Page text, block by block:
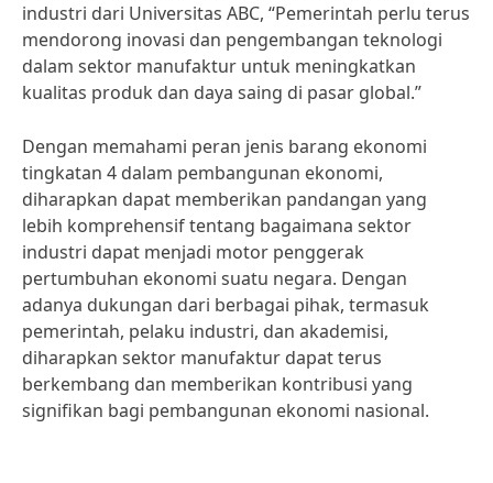
industri dari Universitas ABC, “Pemerintah perlu terus
mendorong inovasi dan pengembangan teknologi
dalam sektor manufaktur untuk meningkatkan
kualitas produk dan daya saing di pasar global.”
Dengan memahami peran jenis barang ekonomi
tingkatan 4 dalam pembangunan ekonomi,
diharapkan dapat memberikan pandangan yang
lebih komprehensif tentang bagaimana sektor
industri dapat menjadi motor penggerak
pertumbuhan ekonomi suatu negara. Dengan
adanya dukungan dari berbagai pihak, termasuk
pemerintah, pelaku industri, dan akademisi,
diharapkan sektor manufaktur dapat terus
berkembang dan memberikan kontribusi yang
signifikan bagi pembangunan ekonomi nasional.